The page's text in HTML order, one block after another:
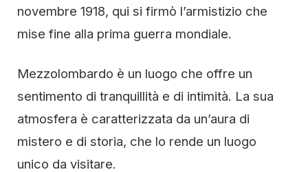
novembre 1918, qui si firmò l’armistizio che
mise fine alla prima guerra mondiale.
Mezzolombardo è un luogo che offre un
sentimento di tranquillità e di intimità. La sua
atmosfera è caratterizzata da un’aura di
mistero e di storia, che lo rende un luogo
unico da visitare.